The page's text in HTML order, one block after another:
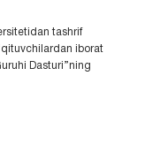
tashrif
iborat
Dasturi”ning